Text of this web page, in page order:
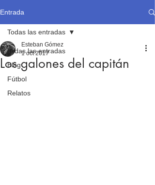
Entrada
Todas las entradas
Blog
Fútbol
Relatos
Todas las entradas
Los galones del capitán
Esteban Gómez
1 oct 2017